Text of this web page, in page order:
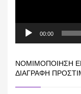
00:00
ΝΟΜΙΜΟΠΟΊΗΣΗ
ΔΙΑΓΡΑΦΉ